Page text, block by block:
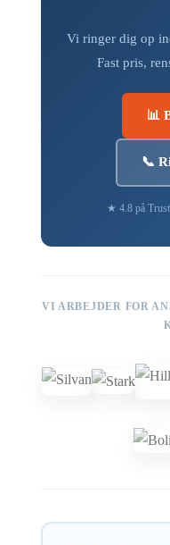
Vi ringer dig op
Fast pris,
📊
📞
★ 4.8 på
VI ARBEJDER FOR